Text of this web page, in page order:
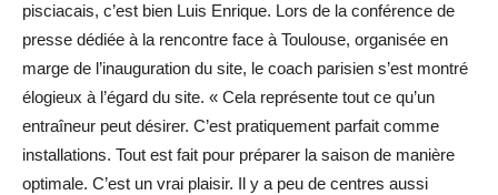
pisciacais, c’est bien Luis Enrique. Lors de la conférence de
presse dédiée à la rencontre face à Toulouse, organisée en
marge de l’inauguration du site, le coach parisien s’est montré
élogieux à l’égard du site. « Cela représente tout ce qu’un
entraîneur peut désirer. C’est pratiquement parfait comme
installations. Tout est fait pour préparer la saison de manière
optimale. C’est un vrai plaisir. Il y a peu de centres aussi